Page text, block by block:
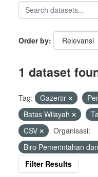
Order by
1 dataset
Tag: Gazertir
Batas Wilayah
CSV
Organisasi:
Biro Pemerintahan
Filter Results